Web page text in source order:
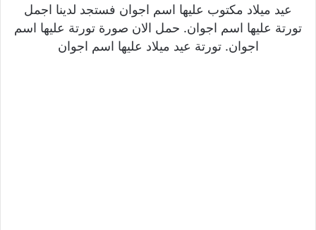
عيد ميلاد مكتوب عليها اسم اجوان فستجد لدينا اجمل
تورتة عليها اسم اجوان. حمل الان صورة تورتة عليها اسم
اجوان. تورتة عيد ميلاد عليها اسم اجوان